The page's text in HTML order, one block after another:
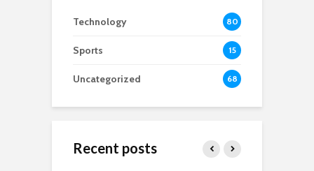
Technology 80
Sports 15
Uncategorized 68
Recent posts